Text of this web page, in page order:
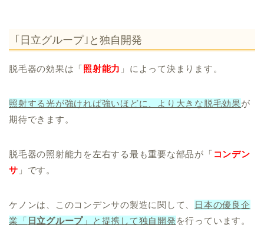
｢日立グループ｣と独自開発
脱毛器の効果は「照射能力 」によって決まります。
照射する光が強ければ強いほどに、より大きな脱毛効果が
期待できます。
脱毛器の照射能力を左右する最も重要な部品が「 コンデン
サ 」です。
ケノンは、このコンデンサの製造に関して、
日本の優良企
業「 日立グループ 」と提携して独自開発 を行っています。